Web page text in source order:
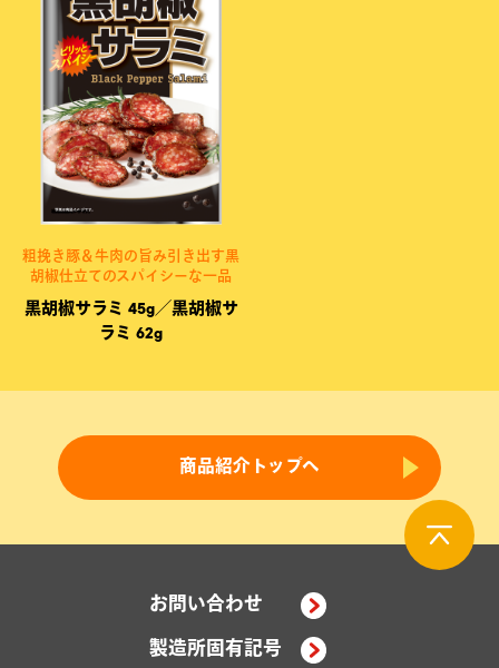
粗挽き豚＆牛肉の旨み引き出す黒
胡椒仕立てのスパイシーな一品
黒胡椒サラミ 45g／黒胡椒サ
ラミ 62g
商品紹介トップへ
お問い合わせ
製造所固有記号